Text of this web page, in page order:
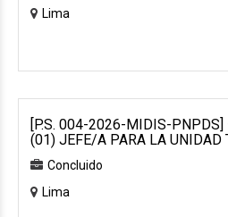
Lima
[P.S. 004-2026-MIDIS-PNPDS]
(01) JEFE/A PARA LA UNIDAD
Concluido
Lima